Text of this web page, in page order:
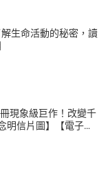
生命活動的秘密，讀
現象級巨作！改變千
明信片圖】【電子